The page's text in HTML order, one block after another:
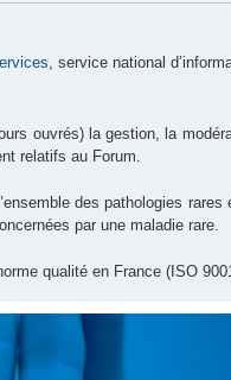
, service national
ouvrés) la gestion, la
relatifs au Forum.
des pathologies
par une maladie rare.
qualité en France (ISO